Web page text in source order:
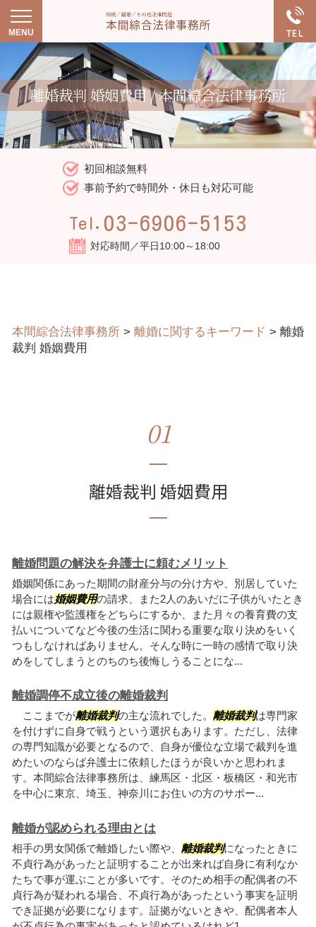
離婚裁判 婚姻費用 / 本間綜合法律事務所
初回相談無料
事前予約で時間外・休日も対応可能
Tel. 03-6906-5153
対応時間／平日10:00～18:00
本間綜合法律事務所 > 離婚に関するキーワード > 離婚
裁判 婚姻費用
01
離婚裁判 婚姻費用
離婚問題の解決を弁護士に頼むメリット
婚姻関係にあった期間の財産分与の分け方や、別居していた
場合には婚姻費用の請求、また2人のあいだに子供がいたとき
には親権や監護権をどちらにするか、また月々の養育費の支
払いについてなど今後の生活に関わる重要な取り決めをいく
つもしなければありません。そんな時に一時の感情で取り決
めをしてしまうとのちのち後悔しうることにな...
離婚調停不成立後の離婚裁判
ここまでが離婚裁判の主な流れでした。 離婚裁判は専門家
を付けずに自身で戦うという選択もあります。ただし、法律
の専門知識が必要となるので、自身が優位な立場で裁判を進
めたいのならば弁護士に依頼したほうが良いかと思われま
す。本間綜合法律事務所は、練馬区・北区・板橋区・和光市
を中心に東京、埼玉、神奈川にお住いの方のサポー...
離婚が認められる理由とは
相手の男女関係で離婚したい際や、 離婚裁判になったときに
不貞行為があったと証明することが出来れば自身に有利なか
たちで事が運ぶことが多いです。そのため相手の配偶者の不
貞行為が疑われる場合、不貞行為があったという事実を証明
でき証拠が必要になります。証拠がないときや、配偶者本人